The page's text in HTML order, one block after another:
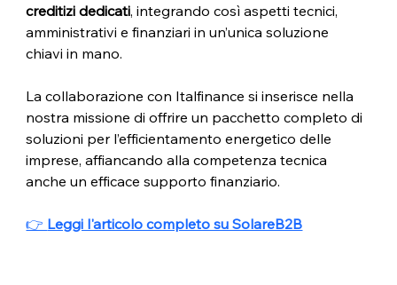
creditizi dedicati, integrando così aspetti tecnici,
amministrativi e finanziari in un’unica soluzione
chiavi in mano.
La collaborazione con Italfinance si inserisce nella
nostra missione di offrire un pacchetto completo di
soluzioni per l’efficientamento energetico delle
imprese, affiancando alla competenza tecnica
anche un efficace supporto finanziario.
👉 Leggi l'articolo completo su SolareB2B